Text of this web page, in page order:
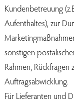
Kundenbetreuung
Aufenthaltes), zur
sonstigen
Rahmen,
Auftragsabwicklung.
Für Lieferanten und